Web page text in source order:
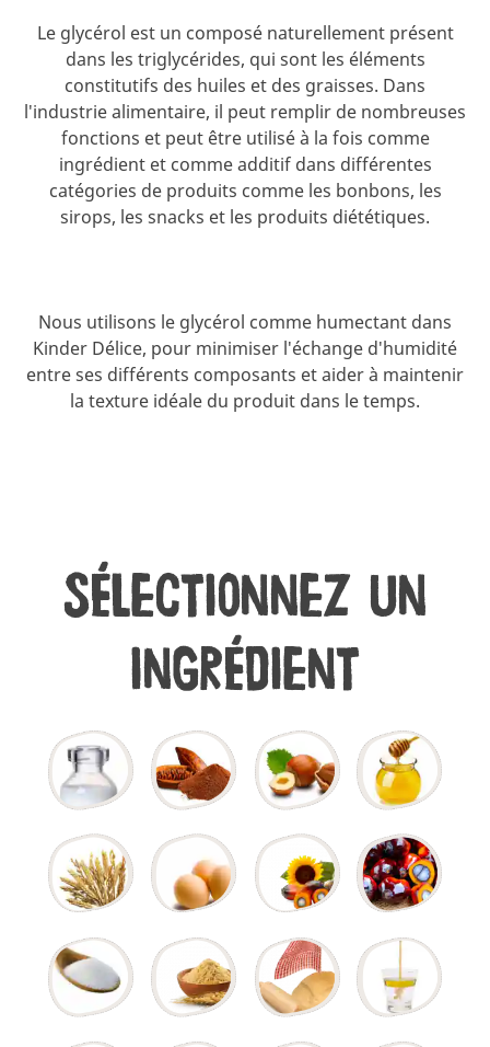
Le glycérol est un composé naturellement présent
dans les triglycérides, qui sont les éléments
constitutifs des huiles et des graisses. Dans
l'industrie alimentaire, il peut remplir de nombreuses
fonctions et peut être utilisé à la fois comme
ingrédient et comme additif dans différentes
catégories de produits comme les bonbons, les
sirops, les snacks et les produits diététiques.
Nous utilisons le glycérol comme humectant dans
Kinder Délice, pour minimiser l'échange d'humidité
entre ses différents composants et aider à maintenir
la texture idéale du produit dans le temps.
Sélectionnez un
ingrédient